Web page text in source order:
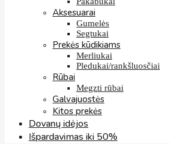
Aksesuarai
Gumelės
Segtukai
Prekės kūdikiams
Merliukai
Pledukai/rankšluosčiai
Rūbai
Megzti rūbai
Galvajuostės
Kitos prekės
Dovanų idėjos
Išpardavimas iki 50%